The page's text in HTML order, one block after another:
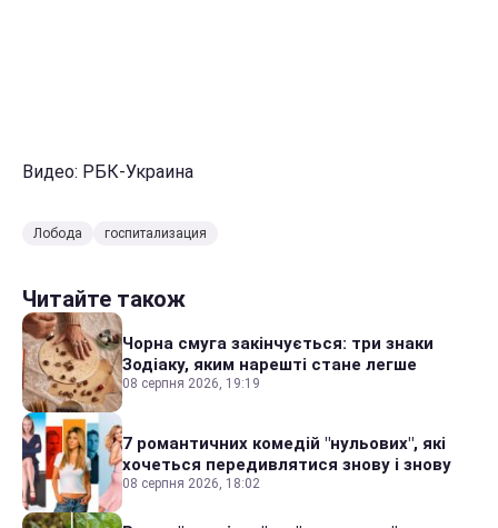
Видео: РБК-Украина
Лобода госпитализация
Читайте також
Чорна смуга закінчується: три знаки
Зодіаку, яким нарешті стане легше
08 серпня 2026, 19:19
7 романтичних комедій "нульових", які
хочеться передивлятися знову і знову
08 серпня 2026, 18:02